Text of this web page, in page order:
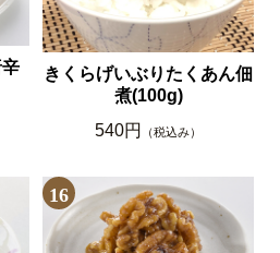
きくらげいぶりたくあん佃
煮(100g)
540円
（税込み）
16